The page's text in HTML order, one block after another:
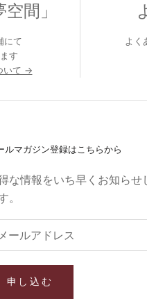
間」
にて
す
いて →
よく
ルマガジン登録はこちらから
な情報をいち早くお知らせ
。
申し込む